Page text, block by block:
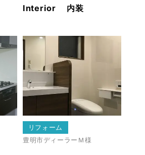
Interior 内装
リフォーム
豊明市ディーラーＭ様